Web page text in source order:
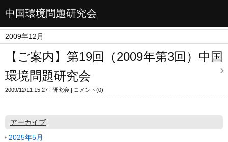
中国環境問題研究会
2009年12月
【ご案内】第19回（2009年第3回）中国
環境問題研究会
2009/12/11 15:27 研究会 コメント(0)
アーカイブ
2025年5月